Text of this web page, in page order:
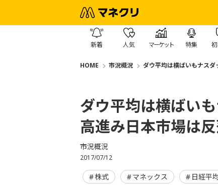
新着 人気 マーケット 特集
HOME 市況概況 ダウ平均は横ばいもナス
ダウ平均は横ばい
高進み日本市場は
市況概況
2017/07/12
株式 マネックス 日経平